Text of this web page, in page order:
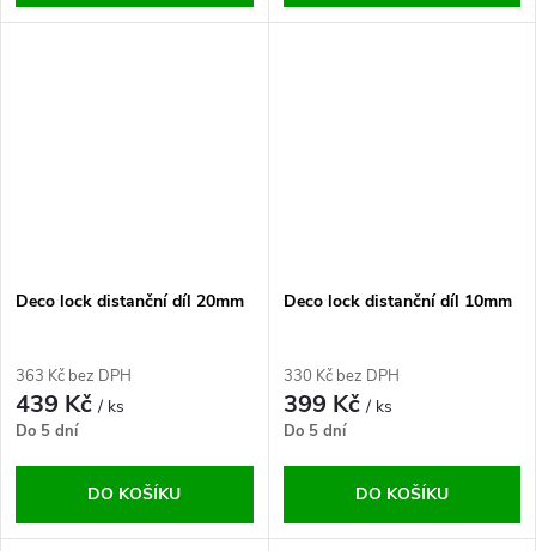
Deco lock distanční díl 20mm
363 Kč bez DPH
439 Kč/ ks
Do 5 dní
DO KOŠÍKU
Deco lock distanční díl 10mm
330 Kč bez DPH
399 Kč/ ks
Do 5 dní
DO KOŠÍKU